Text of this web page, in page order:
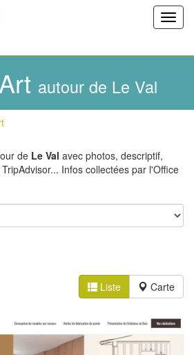
autour de Le Val
de Le Val avec photos, descriptif,
Infos collectées par l'Office
Liste Carte